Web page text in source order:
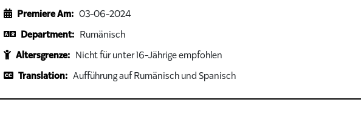
Premiere Am: 03-06-2024
Department: Rumänisch
Altersgrenze: Nicht für unter 16-Jährige empfohlen
Translation: Aufführung auf Rumänisch und Spanisch